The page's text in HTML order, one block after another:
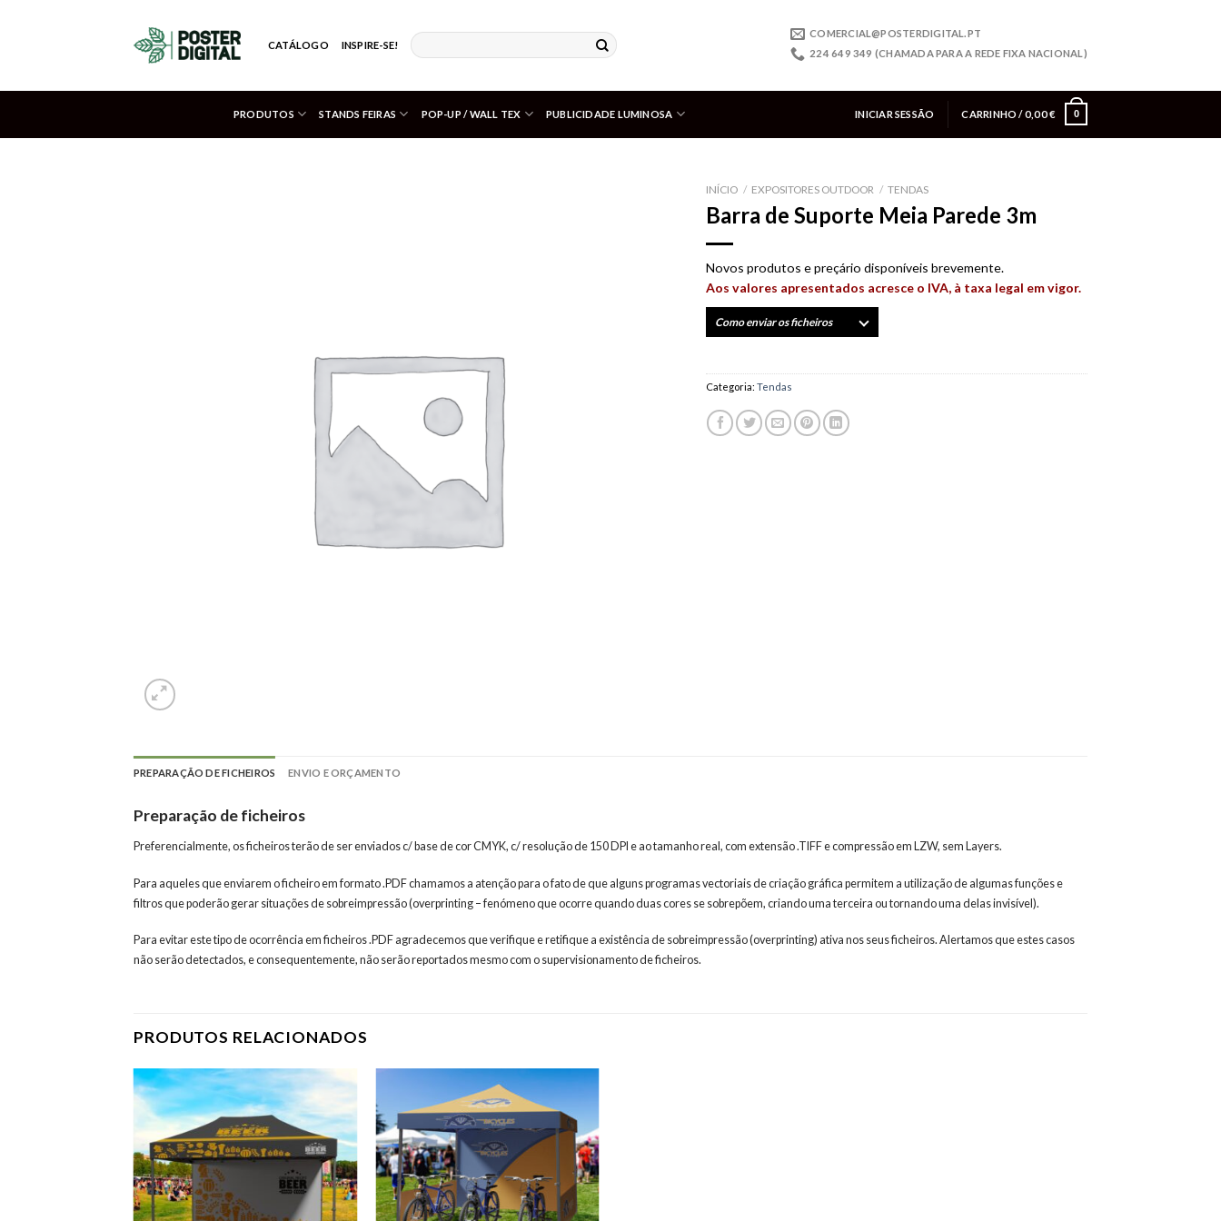
CATÁLOGO INSPIRE-SE!
COMERCIAL@POSTERDIGITAL.PT
224 649 349 (CHAMADA PARA A REDE FIXA NACIONAL)
PRODUTOS STANDS FEIRAS POP-UP / WALL TEX PUBLICIDADE LUMINOSA INICIAR SESSÃO CARRINHO /0,00€ 0
INÍCIO / EXPOSITORES OUTDOOR / TENDAS
Barra de Suporte Meia Parede 3m
Novos produtos e preçário disponíveis brevemente.
Aos valores apresentados acresce o IVA, à taxa legal em vigor.
Como enviar os ficheiros
Categoria: Tendas
PREPARAÇÃO DE FICHEIROS ENVIO E ORÇAMENTO
Preparação de ficheiros
Preferencialmente, os ficheiros terão de ser enviados c/ base de cor CMYK, c/ resolução de 150 DPI e ao tamanho real, com extensão .TIFF e compressão em LZW, sem Layers.
Para aqueles que enviarem o ficheiro em formato .PDF chamamos a atenção para o fato de que alguns programas vectoriais de criação gráfica permitem a utilização de algumas funções e
filtros que poderão gerar situações de sobreimpressão (overprinting – fenómeno que ocorre quando duas cores se sobrepõem, criando uma terceira ou tornando uma delas invisível).
Para evitar este tipo de ocorrência em ficheiros .PDF agradecemos que verifique e retifique a existência de sobreimpressão (overprinting) ativa nos seus ficheiros. Alertamos que estes casos
não serão detectados, e consequentemente, não serão reportados mesmo com o supervisionamento de ficheiros.
PRODUTOS RELACIONADOS
Adicionar
aos meus
desejos
Adicionar
desejos